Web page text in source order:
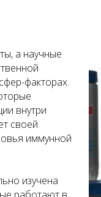
а научные
факторах.
внутри
своей
иммунной
изучена